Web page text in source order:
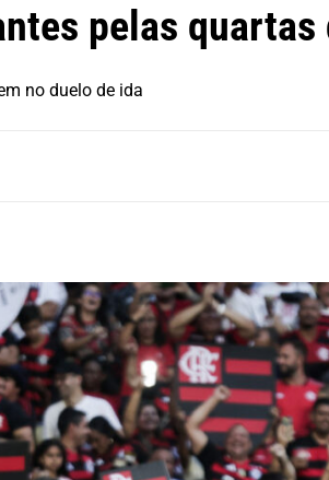
pelas
no duelo de ida